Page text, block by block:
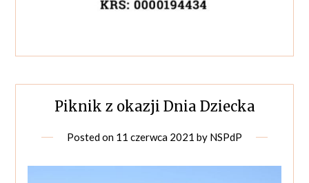
Piknik z okazji Dnia Dziecka
Posted on 11 czerwca 2021 by NSPdP